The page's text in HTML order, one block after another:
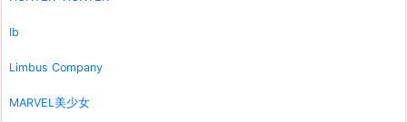
Ib
Limbus Company
MARVEL美少女